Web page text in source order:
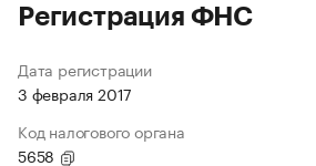
Регистрация ФНС
Дата регистрации
3 февраля 2017
Код налогового органа
5658